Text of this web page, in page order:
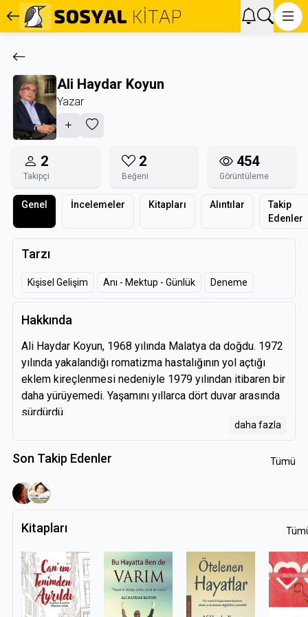
Ali Haydar Koyun
Yazar
2
Takipçi
2
Beğeni
454
Görüntüleme
Genel İncelemeler Kitapları Alıntılar
Takip
Edenler
Tarzı
Kişisel Gelişim Anı - Mektup - Günlük Deneme
Hakkında
Ali Haydar Koyun, 1968 yılında Malatya da doğdu. 1972
yılında yakalandığı romatizma hastalığının yol açtığı
eklem kireçlenmesi nedeniyle 1979 yılından itibaren bir
daha yürüyemedi. Yaşamını yıllarca dört duvar arasında
sürdürdü.
1979 yılında İlkokulu, 1996 yılında ortaokulu, 2016
Anadolu Üniversitesi Açık Öğretim Fakültesi Medya ve
Üniversitesi Açık Öğretim Fakültesi Halkla İlişkiler ve
Açık Öğretim Fakültesi Sosyal Hizmetler bölümünden
Kendisi gibi engelli insanların sorunlarını araştırıp
çözüm bulmak amacıyla 26 Nisan 1994 tarihinde
Türkiye Sakatlar Derneği Malatya Şubesi nin kuruluşuna
öncülük ederek 21 Mart 2015 tarihinde feshedilerek
daha fazla
Son Takip Edenler Tümü
Kitapları